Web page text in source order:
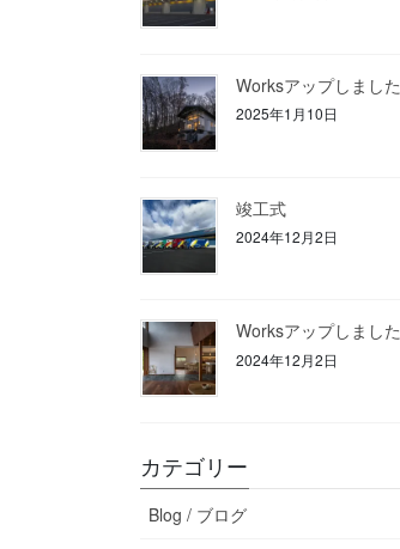
Worksアップしました
2025年1月10日
竣工式
2024年12月2日
Worksアップしました
2024年12月2日
カテゴリー
Blog / ブログ